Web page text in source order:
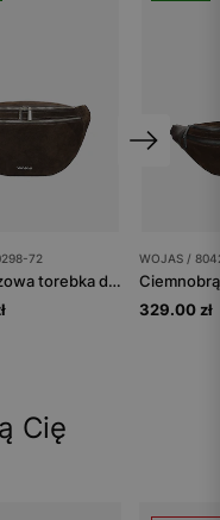
72
Duża brązowa torebka damska typu nerka
WOJAS /
329.00 zł
Cię